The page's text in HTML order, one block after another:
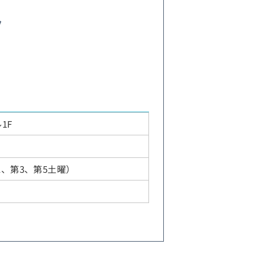
第3、第5土曜）